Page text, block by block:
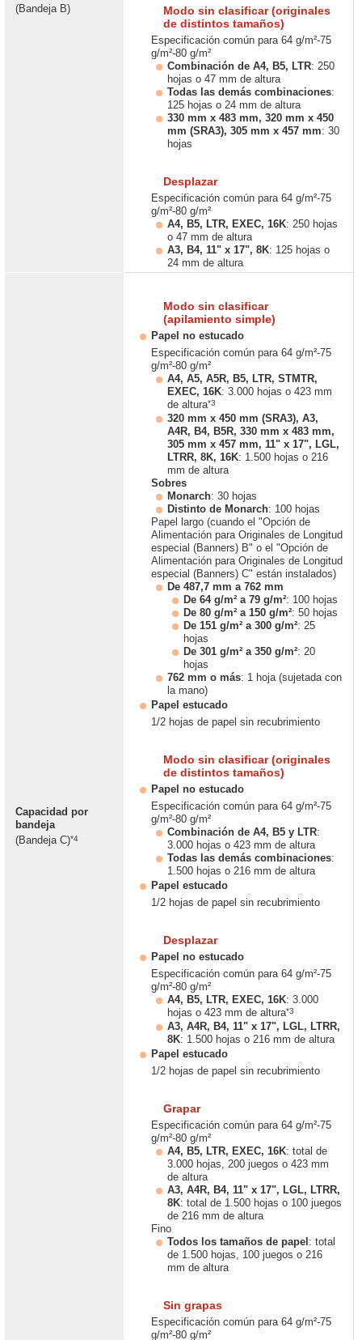
(Bandeja B)
Modo sin clasificar (originales
de distintos tamaños)
Especificación común para 64 g/m²-75
g/m²-80 g/m²
Combinación de A4, B5, LTR: 250
hojas o 47 mm de altura
Todas las demás combinaciones:
125 hojas o 24 mm de altura
330 mm x 483 mm, 320 mm x 450
mm (SRA3), 305 mm x 457 mm: 30
hojas
Desplazar
Especificación común para 64 g/m²-75
g/m²-80 g/m²
A4, B5, LTR, EXEC, 16K: 250 hojas
o 47 mm de altura
A3, B4, 11" x 17", 8K: 125 hojas o
24 mm de altura
Capacidad por
bandeja
(Bandeja C)*4
Modo sin clasificar
(apilamiento simple)
Papel no estucado
Especificación común para 64 g/m²-75
g/m²-80 g/m²
A4, A5, A5R, B5, LTR, STMTR,
EXEC, 16K: 3.000 hojas o 423 mm
de altura*3
320 mm x 450 mm (SRA3), A3,
A4R, B4, B5R, 330 mm x 483 mm,
305 mm x 457 mm, 11" x 17", LGL,
LTRR, 8K, 16K: 1.500 hojas o 216
mm de altura
Sobres
Monarch: 30 hojas
Distinto de Monarch: 100 hojas
Papel largo (cuando el "Opción de
Alimentación para Originales de Longitud
especial (Banners) B" o el "Opción de
Alimentación para Originales de Longitud
especial (Banners) C" están instalados)
De 487,7 mm a 762 mm
De 64 g/m² a 79 g/m²: 100 hojas
De 80 g/m² a 150 g/m²: 50 hojas
De 151 g/m² a 300 g/m²: 25
hojas
De 301 g/m² a 350 g/m²: 20
hojas
762 mm o más: 1 hoja (sujetada con
la mano)
Papel estucado
1/2 hojas de papel sin recubrimiento
Modo sin clasificar (originales
de distintos tamaños)
Papel no estucado
Especificación común para 64 g/m²-75
g/m²-80 g/m²
Combinación de A4, B5 y LTR:
3.000 hojas o 423 mm de altura
Todas las demás combinaciones:
1.500 hojas o 216 mm de altura
Papel estucado
1/2 hojas de papel sin recubrimiento
Desplazar
Papel no estucado
Especificación común para 64 g/m²-75
g/m²-80 g/m²
A4, B5, LTR, EXEC, 16K: 3.000
hojas o 423 mm de altura*3
A3, A4R, B4, 11" x 17", LGL, LTRR,
8K: 1.500 hojas o 216 mm de altura
Papel estucado
1/2 hojas de papel sin recubrimiento
Grapar
Especificación común para 64 g/m²-75
g/m²-80 g/m²
A4, B5, LTR, EXEC, 16K: total de
3.000 hojas, 200 juegos o 423 mm
de altura
A3, A4R, B4, 11" x 17", LGL, LTRR,
8K: total de 1.500 hojas o 100 juegos
de 216 mm de altura
Fino
Todos los tamaños de papel : total
de 1.500 hojas, 100 juegos o 216
mm de altura
Sin grapas
Especificación común para 64 g/m²-75
g/m²-80 g/m²